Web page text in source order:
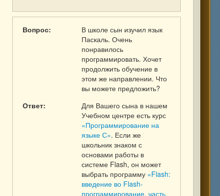
Вопрос:
В школе сын изучил язык
Паскаль. Очень
понравилось
программировать. Хочет
продолжить обучение в
этом же направлении. Что
вы можете предложить?
Ответ:
Для Вашего сына в нашем
Учебном центре есть курс
«Программирование на
языке С». Если же
школьник знаком с
основами работы в
системе Flash, он может
выбрать программу «Flash:
введение во Flash-
программирование, часть